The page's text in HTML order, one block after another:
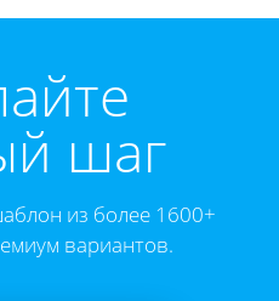
шаг
из более 1600+
вариантов.